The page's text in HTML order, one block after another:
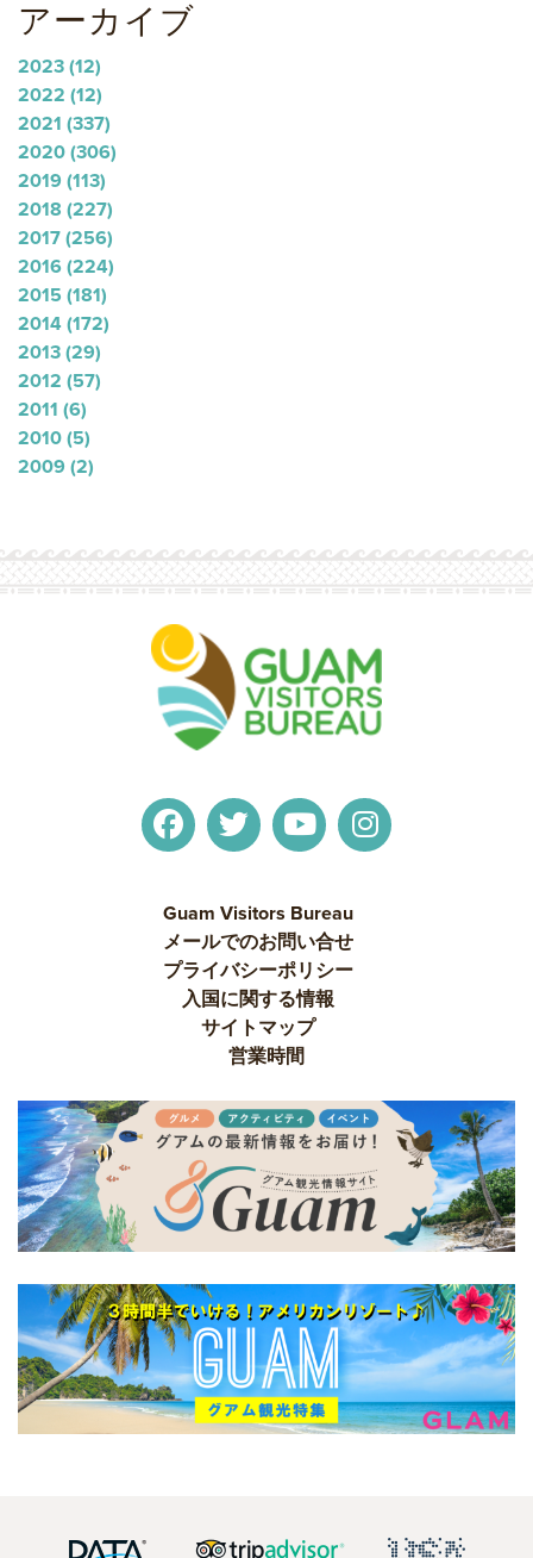
アーカイブ
2023(12)
2022 (12)
2021 (337)
2020(306)
2019 (113)
2018 (227)
2017(256)
2016(224)
2015 (181)
2014(172)
2013(29)
2012 (57)
2011 (6)
2010(5)
2009 (2)
Guam Visitors Bureau
メールでのお問い合せ
プライバシーポリシー
入国に関する情報
サイトマップ
営業時間